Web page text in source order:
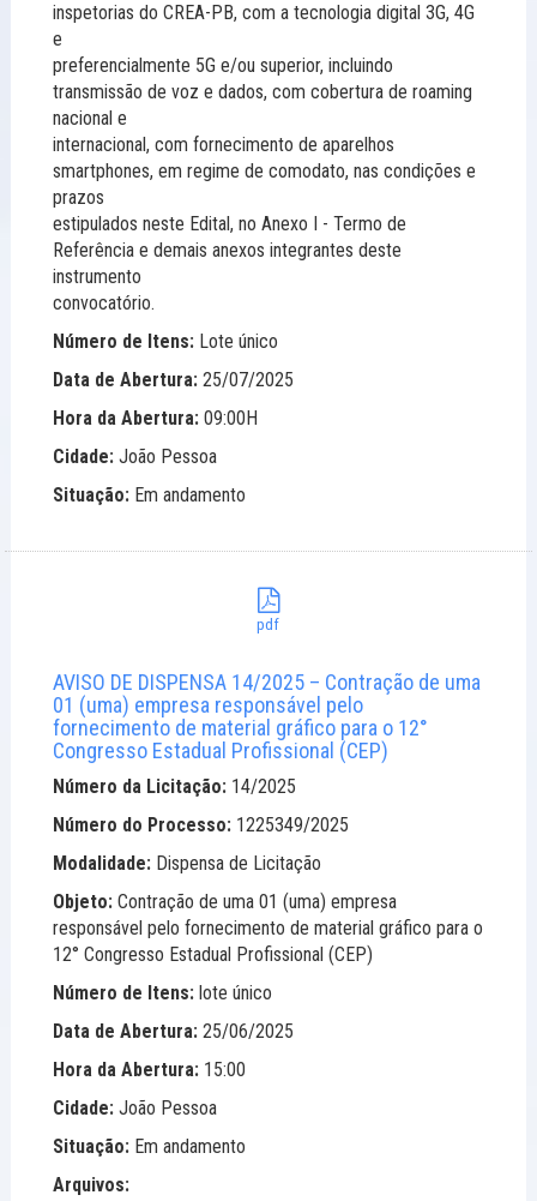
inspetorias do CREA-PB, com a tecnologia digital 3G, 4G
e
preferencialmente 5G e/ou superior, incluindo
transmissão de voz e dados, com cobertura de roaming
nacional e
internacional, com fornecimento de aparelhos
smartphones, em regime de comodato, nas condições e
prazos
estipulados neste Edital, no Anexo I - Termo de
Referência e demais anexos integrantes deste
instrumento
convocatório.
Número de Itens: Lote único
Data de Abertura: 25/07/2025
Hora da Abertura: 09:00H
Cidade: João Pessoa
Situação: Em andamento
pdf
AVISO DE DISPENSA 14/2025 – Contração de uma
01 (uma) empresa responsável pelo
fornecimento de material gráfico para o 12°
Congresso Estadual Profissional (CEP)
Número da Licitação: 14/2025
Número do Processo: 1225349/2025
Modalidade: Dispensa de Licitação
Objeto: Contração de uma 01 (uma) empresa
responsável pelo fornecimento de material gráfico para o
12° Congresso Estadual Profissional (CEP)
Número de Itens: lote único
Data de Abertura: 25/06/2025
Hora da Abertura: 15:00
Cidade: João Pessoa
Situação: Em andamento
Arquivos: